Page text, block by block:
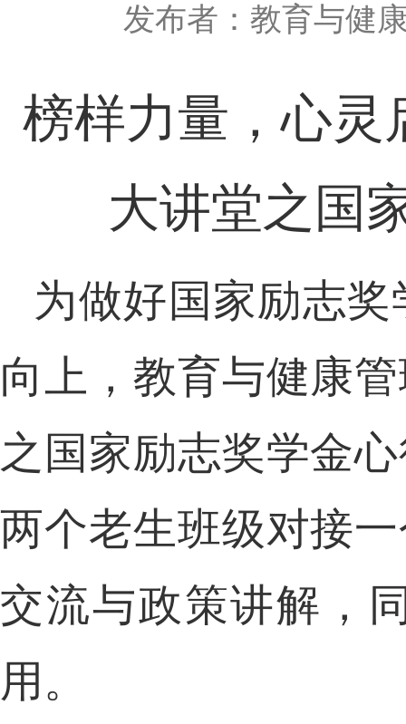
发布者：教育与健
榜样力量，心灵
大讲堂之国
为做好国家励志
向上，教育与健康
之国家励志奖学金
两个老生班级对接
交流与政策讲解，
用。